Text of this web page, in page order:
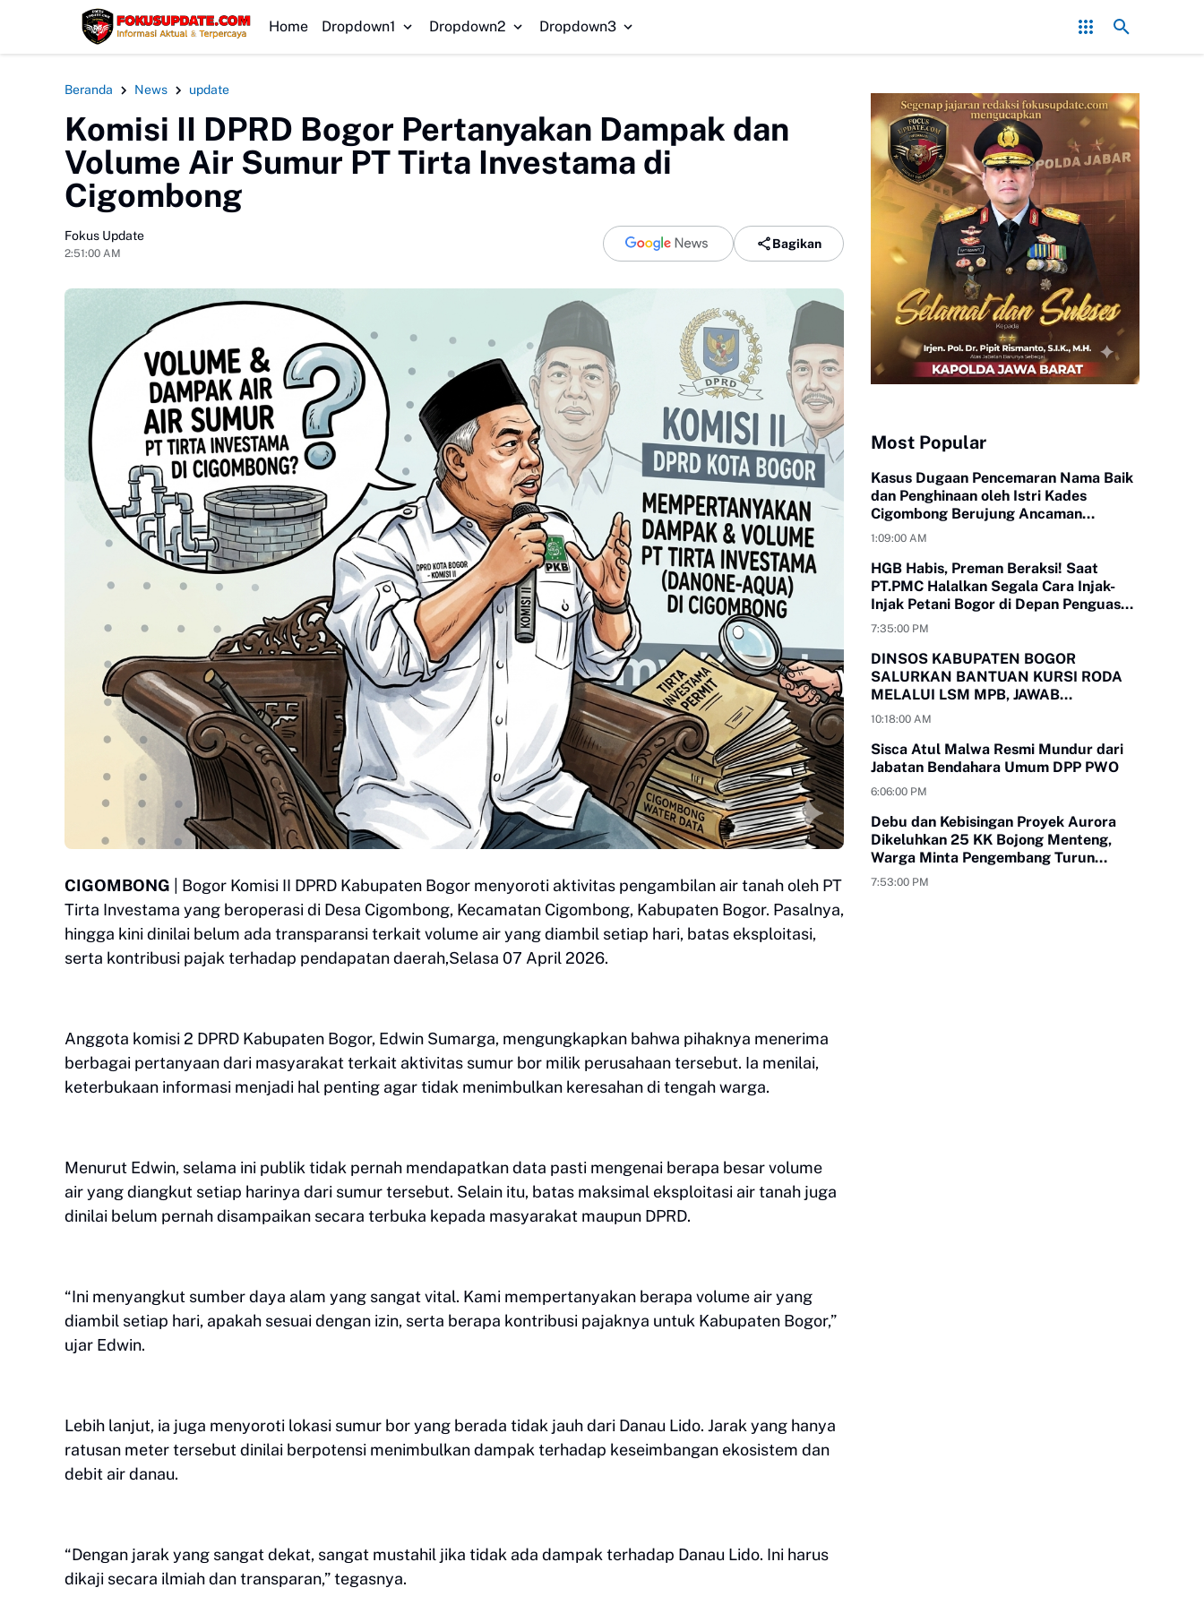
HEADLINE Redam Konflik, Kapolres Bogor Minta PT PMC Tunda Aktivitas di Lahan
Home Dropdown1 Dropdown2 Dropdown3
Beranda News update
Komisi II DPRD Bogor Pertanyakan Dampak dan
Volume Air Sumur PT Tirta Investama di
Cigombong
Fokus Update
2:51:00 AM
Bagikan
CIGOMBONG | Bogor Komisi II DPRD Kabupaten Bogor menyoroti aktivitas pengambilan air tanah oleh PT
Tirta Investama yang beroperasi di Desa Cigombong, Kecamatan Cigombong, Kabupaten Bogor. Pasalnya,
hingga kini dinilai belum ada transparansi terkait volume air yang diambil setiap hari, batas eksploitasi,
serta kontribusi pajak terhadap pendapatan daerah,Selasa 07 April 2026.
Anggota komisi 2 DPRD Kabupaten Bogor, Edwin Sumarga, mengungkapkan bahwa pihaknya menerima
berbagai pertanyaan dari masyarakat terkait aktivitas sumur bor milik perusahaan tersebut. Ia menilai,
keterbukaan informasi menjadi hal penting agar tidak menimbulkan keresahan di tengah warga.
Menurut Edwin, selama ini publik tidak pernah mendapatkan data pasti mengenai berapa besar volume
air yang diangkut setiap harinya dari sumur tersebut. Selain itu, batas maksimal eksploitasi air tanah juga
dinilai belum pernah disampaikan secara terbuka kepada masyarakat maupun DPRD.
“Ini menyangkut sumber daya alam yang sangat vital. Kami mempertanyakan berapa volume air yang
diambil setiap hari, apakah sesuai dengan izin, serta berapa kontribusi pajaknya untuk Kabupaten Bogor,”
ujar Edwin.
Lebih lanjut, ia juga menyoroti lokasi sumur bor yang berada tidak jauh dari Danau Lido. Jarak yang hanya
ratusan meter tersebut dinilai berpotensi menimbulkan dampak terhadap keseimbangan ekosistem dan
debit air danau.
“Dengan jarak yang sangat dekat, sangat mustahil jika tidak ada dampak terhadap Danau Lido. Ini harus
dikaji secara ilmiah dan transparan,” tegasnya.
Most Popular
Kasus Dugaan Pencemaran Nama Baik
dan Penghinaan oleh Istri Kades
Cigombong Berujung Ancaman
Laporan Polisi
1:09:00 AM
HGB Habis, Preman Beraksi! Saat
PT.PMC Halalkan Segala Cara Injak-
Injak Petani Bogor di Depan Penguasa
yang Bungkam
7:35:00 PM
DINSOS KABUPATEN BOGOR
SALURKAN BANTUAN KURSI RODA
MELALUI LSM MPB, JAWAB
KEBUTUHAN WARGA
10:18:00 AM
Sisca Atul Malwa Resmi Mundur dari
Jabatan Bendahara Umum DPP PWO
6:06:00 PM
Debu dan Kebisingan Proyek Aurora
Dikeluhkan 25 KK Bojong Menteng,
Warga Minta Pengembang Turun
Tangan
7:53:00 PM